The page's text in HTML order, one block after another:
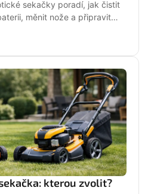
sekačky poradí, jak čistit
měnit nože a připravit
kterou zvolit?